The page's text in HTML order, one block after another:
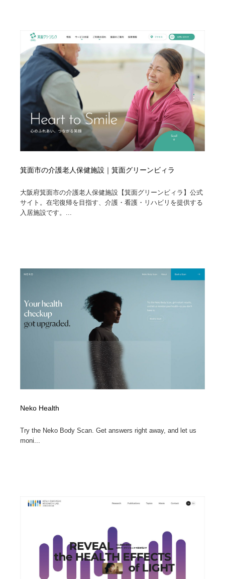
箕面市の介護老人保健施設｜箕面グリーンビィラ
大阪府箕面市の介護老人保健施設【箕面グリーンビィラ】公式
サイト。在宅復帰を目指す、介護・看護・リハビリを提供する
入居施設です。...
Neko Health
Try the Neko Body Scan. Get answers right away, and let us
moni...